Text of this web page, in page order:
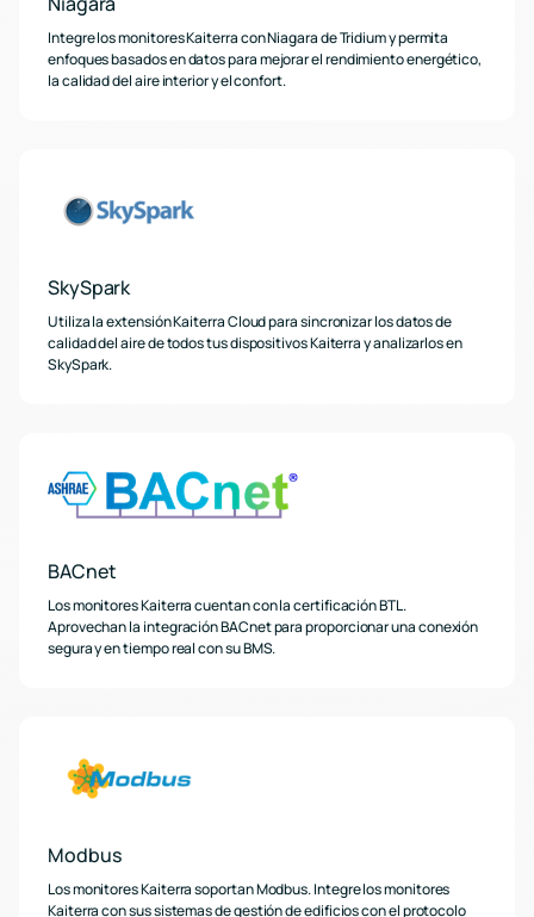
Integre los monitores Kaiterra con Niagara de Tridium y permita
enfoques basados en datos para mejorar el rendimiento energético,
la calidad del aire interior y el confort.
SkySpark
Utiliza la extensión Kaiterra Cloud para sincronizar los datos de
calidad del aire de todos tus dispositivos Kaiterra y analizarlos en
SkySpark.
BACnet
Los monitores Kaiterra cuentan con la certificación BTL.
Aprovechan la integración BACnet para proporcionar una conexión
segura y en tiempo real con su BMS.
Modbus
Los monitores Kaiterra soportan Modbus. Integre los monitores
Kaiterra con sus sistemas de gestión de edificios con el protocolo